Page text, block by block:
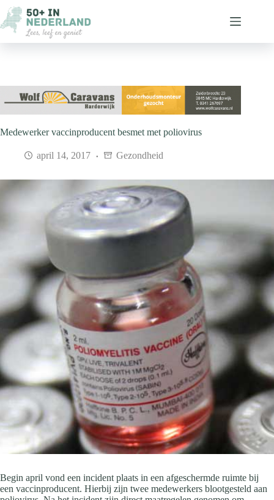
naar
de
inhoud
Medewerker vaccinproducent besmet met poliovirus
april 14, 2017 Gezondheid
Begin april vond een incident plaats in een afgeschermde ruimte bij
een vaccinproducent. Hierbij zijn twee medewerkers blootgesteld aan